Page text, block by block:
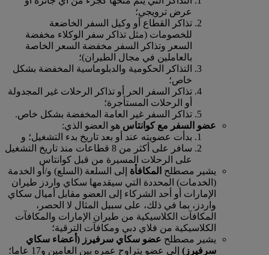
عرض ترويجي؛
تذاكر القطاع أو وكيل السفر الخاضعة
للخصومات (مثل تذاكر سفر الوكلاء مخفضة
السعر وتذاكر السفر مخفضة السعر الخاصة
بالعاملين في مجال الطيران)؛
التذاكر الحكومية والدبلوماسية المخفضة بشكل
خاص؛
تذاكر السفر الحر أو تذاكر الرحلات غير المجدولة
أو الرحلات المستأجرة؛
تذاكر السفر غير العامة المخفضة بشكل خاص.
عضو السفر مع كوانتاس هو العضو الذي:
بدأت عضويته عند أو بعد تاريخ بدء التشغيل؛ و
سافر على أكثر من 8 قطاعات منذ تاريخ التشغيل
على الرحلات المسيرة من قبل كوانتاس
يشير مصطلح المكافأة إلى السلعة (السلع) و/أو الخدمة
(الخدمات) المحددة التي سيقدمها سكاي واردز طيران
الإمارات أو أحد الشركاء إلى العضو مقابل أميال سكاي
واردز، بما في ذلك، على سبيل المثال لا الحصر،
المكافآت الكلاسيكية من طيران الإمارات والمكافآت
الكلاسيكية من فلاي دبي ومكافآت الترقية؛
يشير مصطلح عضو سكاي سرفيرز (أعضاء سكاي
سرفيرز) إلى عضو يتراوح عمره بين العامين و17 عاما؛